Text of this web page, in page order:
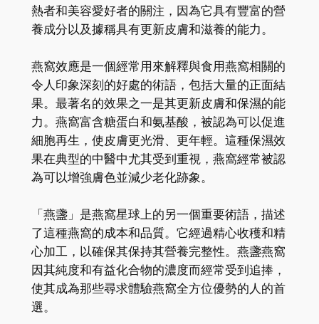
熱者和美容愛好者的關注，因為它具有豐富的營
養成分以及據稱具有更新皮膚和滋養的能力。
燕窩效應是一個經常用來解釋與食用燕窩相關的
令人印象深刻的好處的術語，包括大量的正面結
果。最著名的效果之一是其更新皮膚和保濕的能
力。燕窩富含糖蛋白和氨基酸，被認為可以促進
細胞再生，使皮膚更光滑、更年輕。這種保濕效
果在典型的中醫中尤其受到重視，燕窩經常被認
為可以增強膚色並減少老化跡象。
「燕盞」是燕窩星球上的另一個重要術語，描述
了這種燕窩的成本和品質。它經過精心收穫和精
心加工，以確保其保持其營養完整性。燕盞燕窩
因其純度和有益化合物的濃度而經常受到追捧，
使其成為那些尋求體驗燕窩全方位優勢的人的首
選。